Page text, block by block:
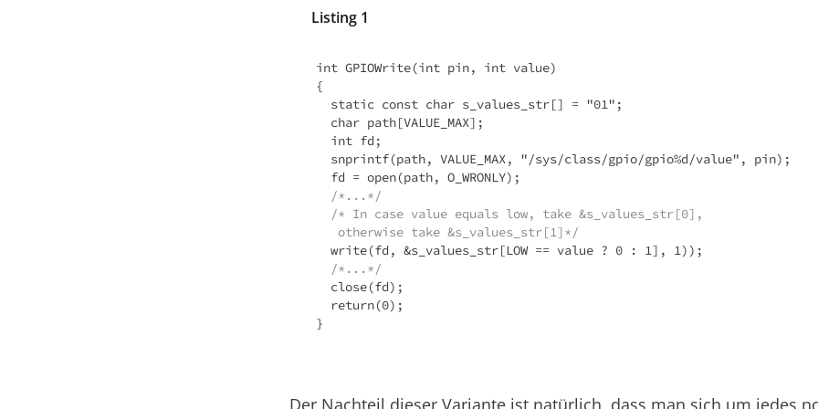
Listing 1
int GPIOWrite(int pin, int value)
{
/*...*/
/* In case value equals low, take &s_values_str[0],
otherwise take &s_values_str[1]*/
/*...*/
}
Der Nachteil dieser Variante ist natürlich, dass man sich um jedes